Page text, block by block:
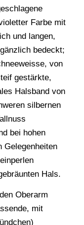
Farbe mit
und langen,
bedeckt;
von
gestärkte,
Halsband von
silbernen
bei hohen
Gelegenheiten
Hals.
Oberarm
mit